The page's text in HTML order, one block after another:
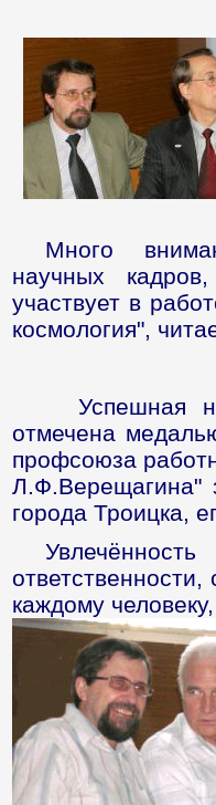
Много
научных
участвует в
космология",
Успешная
отмечена
профсоюза
Л.Ф.Верещагина"
города Троицка,
каждому